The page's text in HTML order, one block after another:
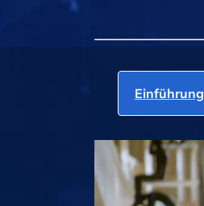
Einführung